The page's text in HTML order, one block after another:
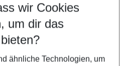
wir Cookies
um dir das
ähnliche Technologien, um